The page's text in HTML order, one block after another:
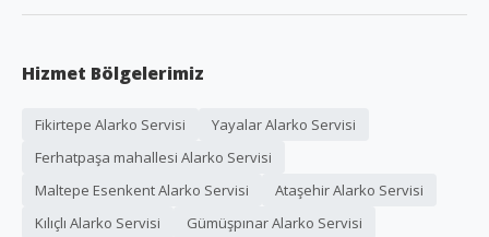
Hizmet Bölgelerimiz
Fikirtepe Alarko Servisi
Yayalar Alarko Servisi
Ferhatpaşa mahallesi Alarko Servisi
Maltepe Esenkent Alarko Servisi
Ataşehir Alarko Servisi
Kılıçlı Alarko Servisi
Gümüşpınar Alarko Servisi